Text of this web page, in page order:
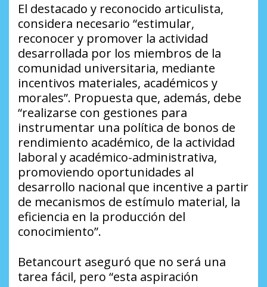
El destacado y reconocido articulista,
considera necesario “estimular,
reconocer y promover la actividad
desarrollada por los miembros de la
comunidad universitaria, mediante
incentivos materiales, académicos y
morales”. Propuesta que, además, debe
“realizarse con gestiones para
instrumentar una política de bonos de
rendimiento académico, de la actividad
laboral y académico-administrativa,
promoviendo oportunidades al
desarrollo nacional que incentive a partir
de mecanismos de estímulo material, la
eficiencia en la producción del
conocimiento”.
Betancourt aseguró que no será una
tarea fácil, pero “esta aspiración